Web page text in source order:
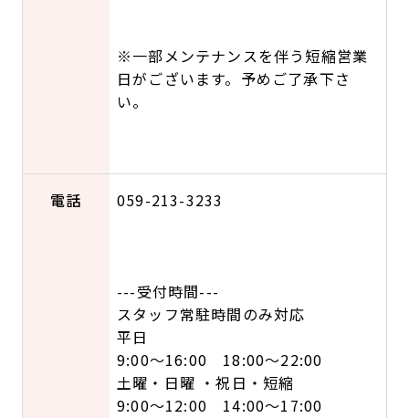
※一部メンテナンスを伴う短縮営業
日がございます。予めご了承下さ
い。
電話 059-213-3233
---受付時間---
スタッフ常駐時間のみ対応
平日
9:00～16:00 18:00～22:00
土曜・日曜 ・祝日・短縮
9:00～12:00 14:00～17:00